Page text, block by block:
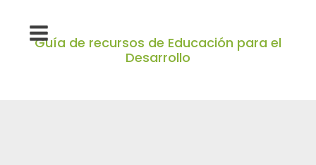
Guía de recursos de Educación para el
Desarrollo